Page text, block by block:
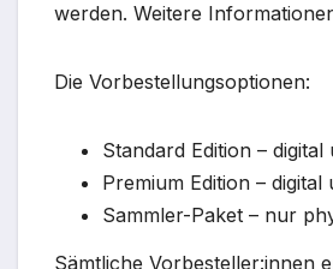
werden. Weitere
Die Vorbestellungsoptionen:
Standard Edition –
Premium Edition –
Sammler-Paket – nur
Sämtliche Vorbesteller:innen